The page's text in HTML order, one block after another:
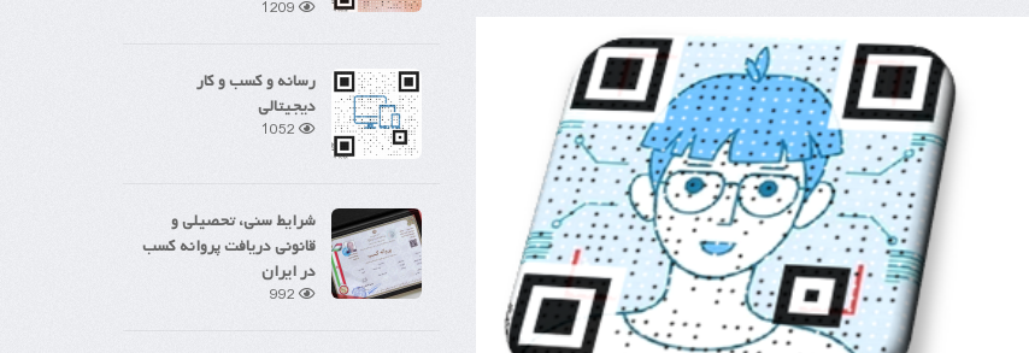
رسانه و کسب و کار
دیجیتالی
شرایط سنی، تحصیلی و
قانونی دریافت پروانه کسب
در ایران